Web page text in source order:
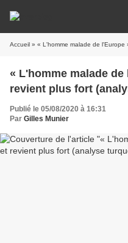
Accueil » « L'homme malade de l'Europe
« L'homme malade
revient plus fort
Publié le 05/08/2020 à 16:31
Par Gilles Munier